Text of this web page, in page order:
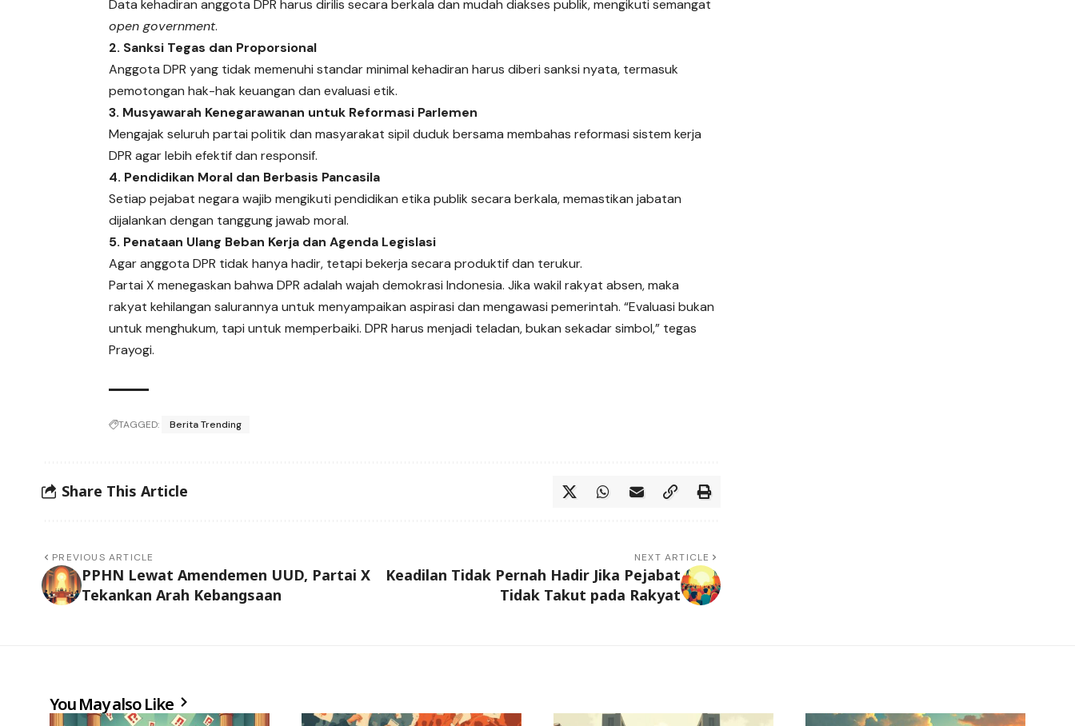
Data kehadiran anggota DPR harus dirilis secara berkala dan mudah diakses publik, mengikuti semangat
open government.
2. Sanksi Tegas dan Proporsional
Anggota DPR yang tidak memenuhi standar minimal kehadiran harus diberi sanksi nyata, termasuk
pemotongan hak-hak keuangan dan evaluasi etik.
3. Musyawarah Kenegarawanan untuk Reformasi Parlemen
Mengajak seluruh partai politik dan masyarakat sipil duduk bersama membahas reformasi sistem kerja
DPR agar lebih efektif dan responsif.
4. Pendidikan Moral dan Berbasis Pancasila
Setiap pejabat negara wajib mengikuti pendidikan etika publik secara berkala, memastikan jabatan
dijalankan dengan tanggung jawab moral.
5. Penataan Ulang Beban Kerja dan Agenda Legislasi
Agar anggota DPR tidak hanya hadir, tetapi bekerja secara produktif dan terukur.
Partai X menegaskan bahwa DPR adalah wajah demokrasi Indonesia. Jika wakil rakyat absen, maka
rakyat kehilangan salurannya untuk menyampaikan aspirasi dan mengawasi pemerintah. “Evaluasi bukan
untuk menghukum, tapi untuk memperbaiki. DPR harus menjadi teladan, bukan sekadar simbol,” tegas
Prayogi.
TAGGED: Berita Trending
Share This Article
PREVIOUS ARTICLE
PPHN Lewat Amendemen UUD, Partai X
Tekankan Arah Kebangsaan
NEXT ARTICLE
Keadilan Tidak Pernah Hadir Jika Pejabat
Tidak Takut pada Rakyat
You May also Like